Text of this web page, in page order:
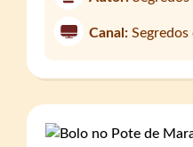
Canal: Segredos